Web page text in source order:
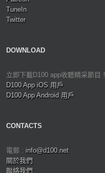
TuneIn
Twitter
DOWNLOAD
立即下載D100 app收聽精采節目！
D100 App iOS 用戶
D100 App Android 用戶
CONTACTS
電郵 : info@d100.net
關於我們
聯絡我們